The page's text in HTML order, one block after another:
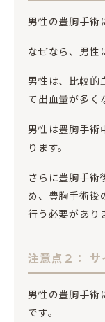
男性の豊胸手術
なぜなら、男性
男性は、比較的
て出血量が多く
男性は豊胸手術
ります。
さらに豊胸手術
め、豊胸手術後
行う必要があり
注意点２： サ
男性の豊胸手術
です。